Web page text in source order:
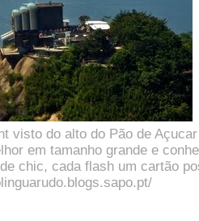
visto do alto do Pão de
em tamanho grande e
chic, cada flash um cartão